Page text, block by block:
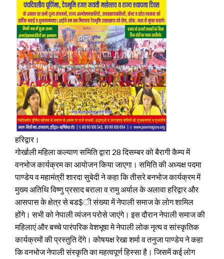
हरिद्वार।
गोर्खाली महिला कल्याण समिति द्वारा 28 दिसम्बर को बैरागी कैम्प में
वनभोज कार्यक्रम का आयोजन किया जाएगा। समिति की अध्यक्ष पदमा
पाण्डेय व महामंत्री शारदा सुबेदी ने कहा कि तीसरे बनभोज कार्यक्रम में
मुख्य अतिथि विष्णु प्रसाद बराला व रामु अर्याल के अलावा हरिद्वार और
आसपास के क्षेत्र से बड$ी संख्या में नेपाली समाज के लोग शामिल
होंगे। सभी को नेपाली व्यंजन परोसे जाएंगे। इस दौरान नेपाली समाज की
महिलाएं और बच्चे पारंपरिक वेशभूषा मे नेपाली लोक नृत्य व सांस्कृतिक
कार्यक्रमों की प्रस्तुति देंगे। कोषयक्ष रेखा शर्मा व तनुजा पाण्डेय ने कहा
कि वनभोज नेपाली संस्कृति का महत्वपूर्ण हिस्सा है। जिसमें कई लोग